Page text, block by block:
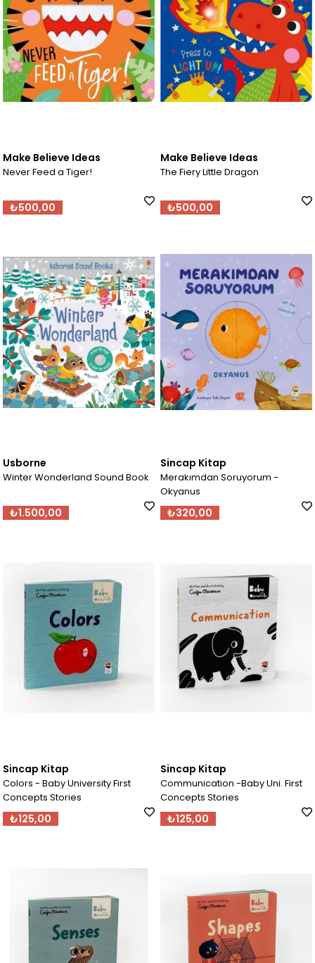
Make Believe Ideas
Never Feed a Tiger!
₺500,00
Make Believe Ideas
The Fiery Little Dragon
₺500,00
Usborne
Winter Wonderland Sound Book
₺1.500,00
Sincap Kitap
Merakımdan Soruyorum -
Okyanus
₺320,00
Sincap Kitap
Colors - Baby University First
Concepts Stories
₺125,00
Sincap Kitap
Communication -Baby Uni. First
Concepts Stories
₺125,00